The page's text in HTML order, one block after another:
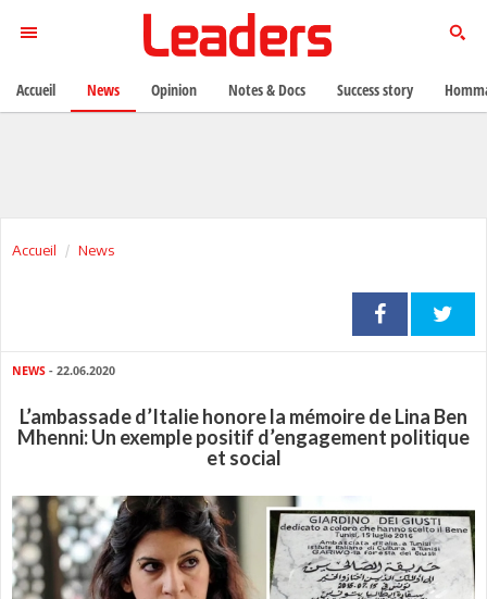
Accueil News
NEWS - 22.06.2020
L’ambassade d’Italie honore la mémoire de Lina Ben
Mhenni: Un exemple positif d’engagement politique
et social
Accueil News Opinion Notes & Docs Success story